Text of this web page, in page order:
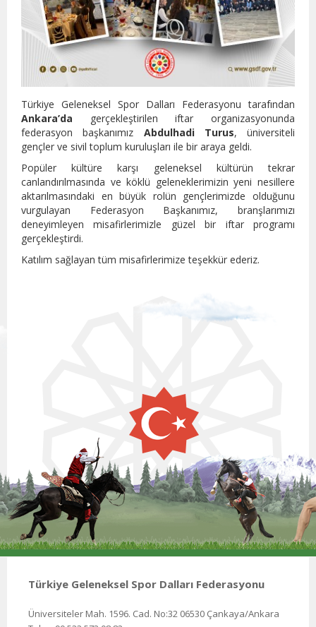
Türkiye Geleneksel Spor Dalları Federasyonu tarafından
Ankara’da gerçekleştirilen iftar organizasyonunda
federasyon başkanımız Abdulhadi Turus, üniversiteli
gençler ve sivil toplum kuruluşları ile bir araya geldi.
Popüler kültüre karşı geleneksel kültürün tekrar
canlandırılmasında ve köklü geleneklerimizin yeni nesillere
aktarılmasındaki en büyük rolün gençlerimizde olduğunu
vurgulayan Federasyon Başkanımız, branşlarımızı
deneyimleyen misafirlerimizle güzel bir iftar programı
gerçekleştirdi.
Katılım sağlayan tüm misafirlerimize teşekkür ederiz.
Türkiye Geleneksel Spor Dalları Federasyonu
Üniversiteler Mah. 1596. Cad. No:32 06530 Çankaya/Ankara